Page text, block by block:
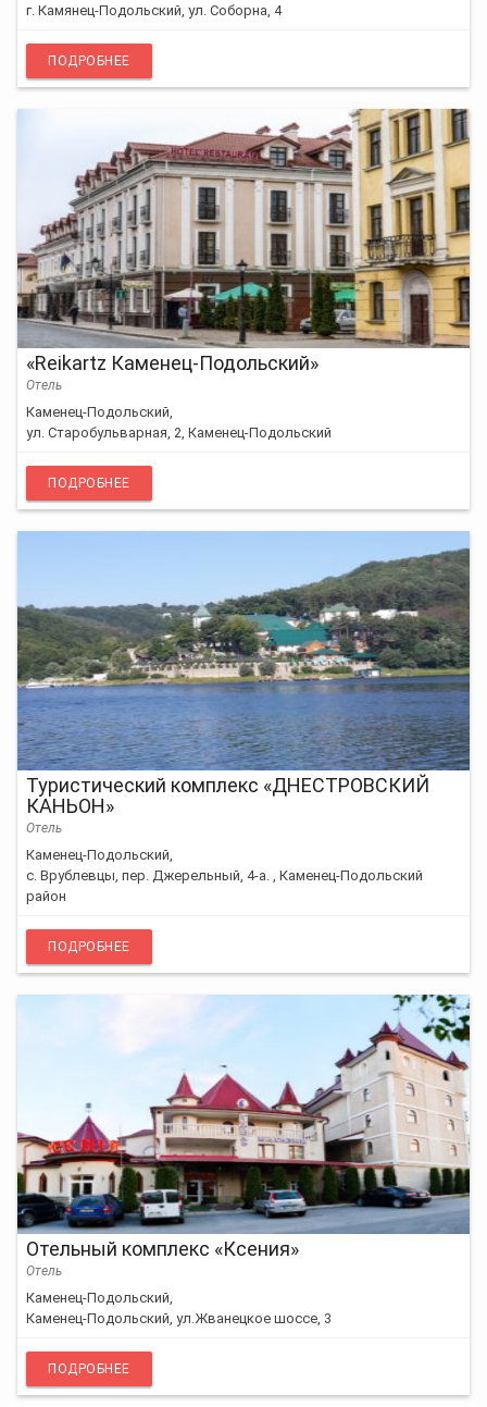
г. Камянец-Подольский, ул. Соборна, 4
ПОДРОБНЕЕ
«Reikartz Каменец-Подольский»
Отель
Каменец-Подольский,
ул. Старобульварная, 2, Каменец-Подольский
ПОДРОБНЕЕ
Туристический комплекс «ДНЕСТРОВСКИЙ
КАНЬОН»
Отель
Каменец-Подольский,
с. Врублевцы, пер. Джерельный, 4-а. , Каменец-Подольский
район
ПОДРОБНЕЕ
Отельный комплекс «Ксения»
Отель
Каменец-Подольский,
Каменец-Подольский, ул.Жванецкое шоссе, 3
ПОДРОБНЕЕ